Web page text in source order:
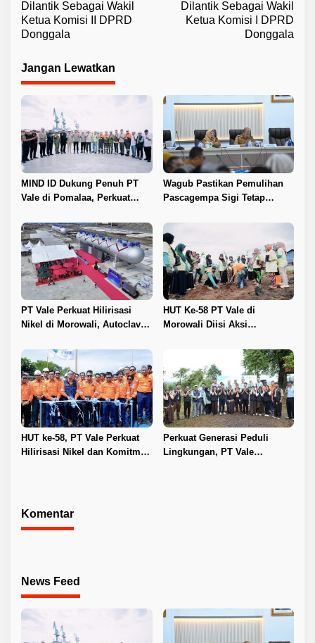
v
i
g
a
s
p
o
s
Dilantik Sebagai Wakil
Ketua Komisi II DPRD
Donggala
Dilantik Sebagai Wakil
Ketua Komisi I DPRD
Donggala
Jangan Lewatkan
MIND ID Dukung Penuh PT
Vale di Pomalaa, Perkuat
Hilirisasi Nikel
Wagub Pastikan Pemulihan
Pascagempa Sigi Tetap
PT Vale Perkuat Hilirisasi
Nikel di Morowali, Autoclave
Industri Baterai EV
HUT Ke-58 PT Vale di
Morowali Diisi Aksi
hingga Pembinaan Generasi
Muda
HUT ke-58, PT Vale Perkuat
Hilirisasi Nikel dan Komitmen
Perkuat Generasi Peduli
Lingkungan, PT Vale
Komentar
News Feed